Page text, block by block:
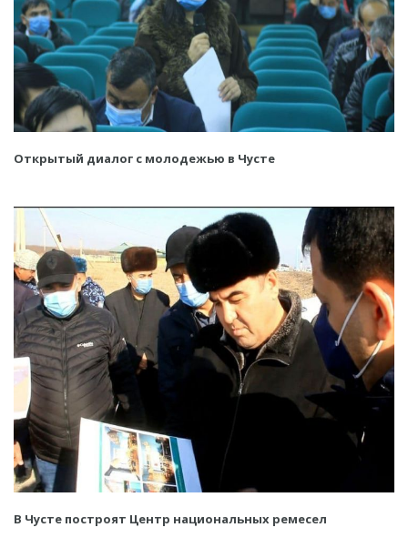
Открытый диалог с молодежью в Чусте
В Чусте построят Центр национальных ремесел